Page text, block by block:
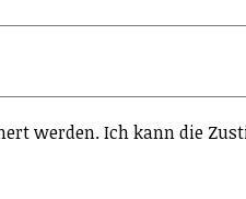
werden. Ich kann die